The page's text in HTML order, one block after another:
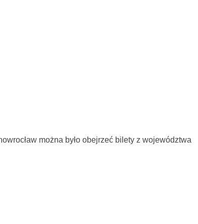
można było obejrzeć bilety z województwa